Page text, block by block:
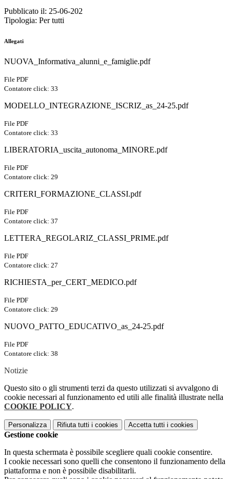
Pubblicato il: 25-06-202
Tipologia: Per tutti
Allegati
NUOVA_Informativa_alunni_e_famiglie.pdf
File PDF
Contatore click: 33
MODELLO_INTEGRAZIONE_ISCRIZ_as_24-25.pdf
File PDF
Contatore click: 33
LIBERATORIA_uscita_autonoma_MINORE.pdf
File PDF
Contatore click: 29
CRITERI_FORMAZIONE_CLASSI.pdf
File PDF
Contatore click: 37
LETTERA_REGOLARIZ_CLASSI_PRIME.pdf
File PDF
Contatore click: 27
RICHIESTA_per_CERT_MEDICO.pdf
File PDF
Contatore click: 29
NUOVO_PATTO_EDUCATIVO_as_24-25.pdf
File PDF
Contatore click: 38
Notizie
Questo sito o gli strumenti terzi da questo utilizzati si avvalgono di
cookie necessari al funzionamento ed utili alle finalità illustrate nella
COOKIE POLICY.
Personalizza Rifiuta tutti i cookies Accetta tutti i cookies
Gestione cookie
In questa schermata è possibile scegliere quali cookie consentire.
I cookie necessari sono quelli che consentono il funzionamento della
piattaforma e non è possibile disabilitarli.